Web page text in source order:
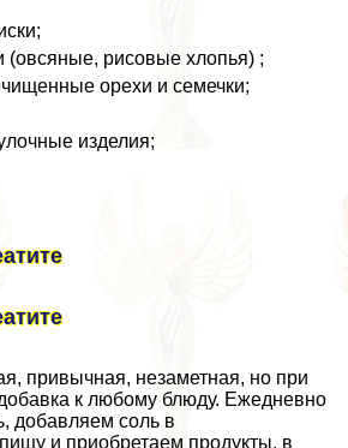
(овсяные, рисовые хлопья) ;
орехи и семечки;
изделия;
привычная, незаметная, но при
к любому блюду. Ежедневно
добавляем соль в
и приобретаем продукты, в